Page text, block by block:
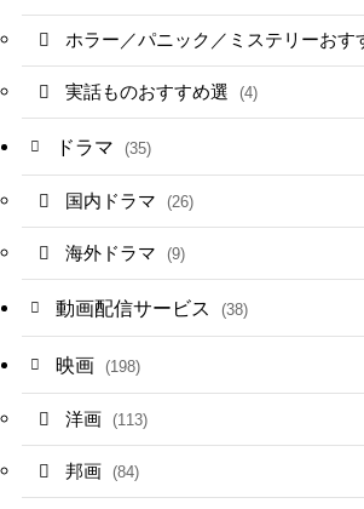
ホラー／パニック／ミステリーおす
実話ものおすすめ選 (4)
ドラマ (35)
国内ドラマ (26)
海外ドラマ (9)
動画配信サービス (38)
映画 (198)
洋画 (113)
邦画 (84)